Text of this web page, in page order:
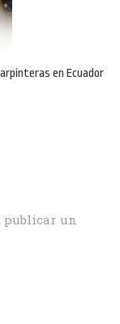
en Ecuador
publicar un